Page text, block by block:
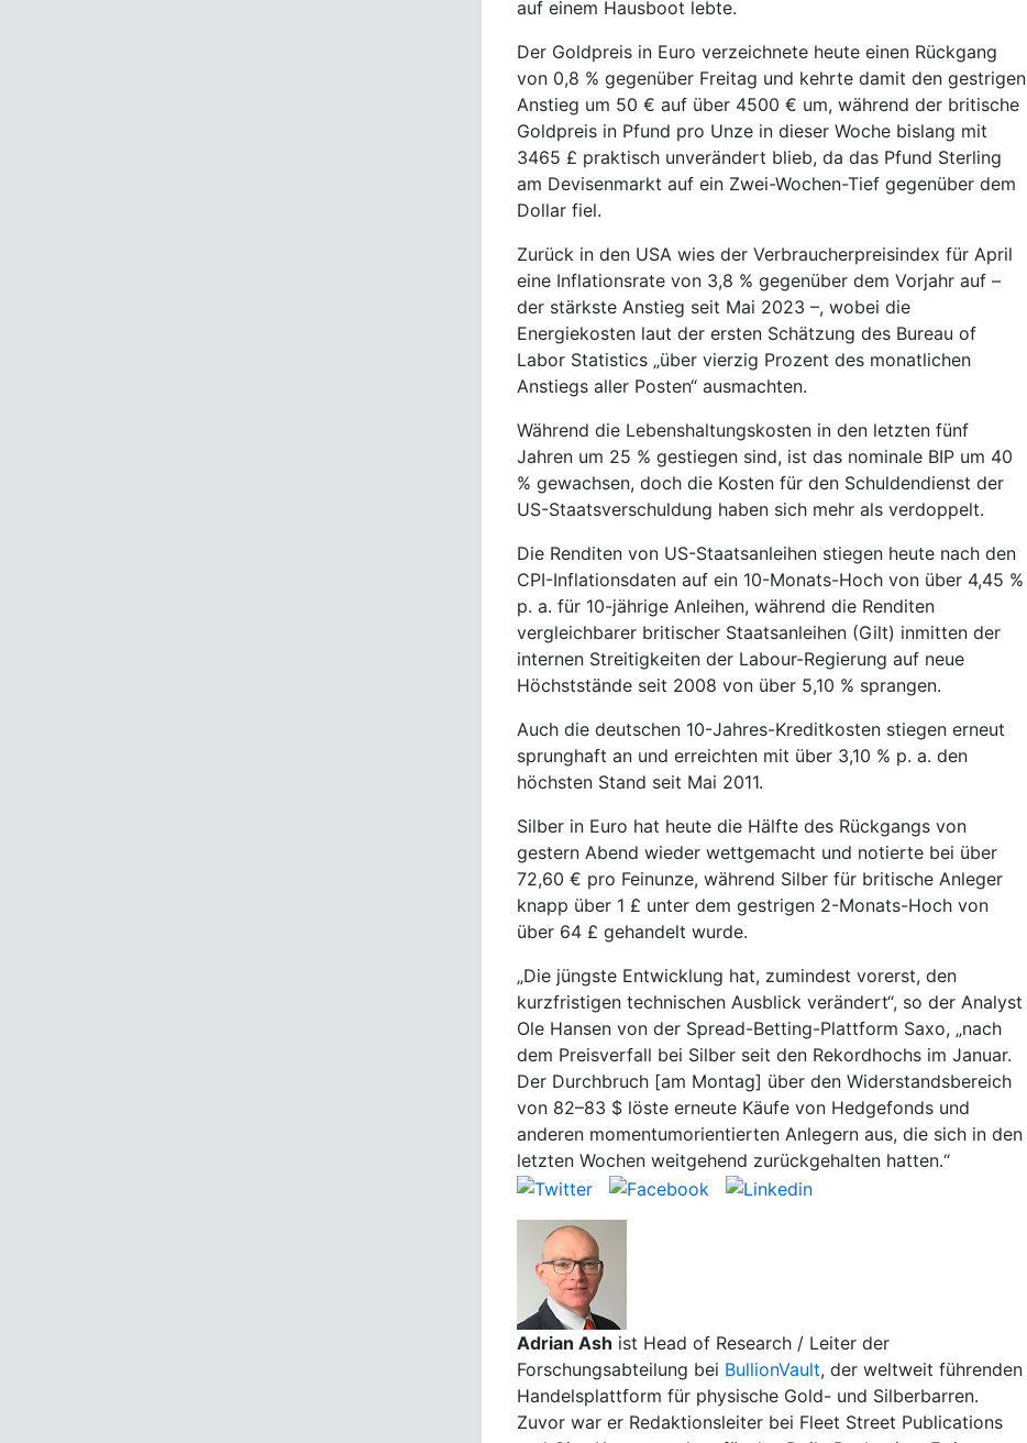
auf einem Hausboot lebte.
Der Goldpreis in Euro verzeichnete heute einen Rückgang
von 0,8 % gegenüber Freitag und kehrte damit den gestrigen
Anstieg um 50 € auf über 4500 € um, während der britische
Goldpreis in Pfund pro Unze in dieser Woche bislang mit
3465 £ praktisch unverändert blieb, da das Pfund Sterling
am Devisenmarkt auf ein Zwei-Wochen-Tief gegenüber dem
Dollar fiel.
Zurück in den USA wies der Verbraucherpreisindex für April
eine Inflationsrate von 3,8 % gegenüber dem Vorjahr auf –
der stärkste Anstieg seit Mai 2023 –, wobei die
Energiekosten laut der ersten Schätzung des Bureau of
Labor Statistics „über vierzig Prozent des monatlichen
Anstiegs aller Posten“ ausmachten.
Während die Lebenshaltungskosten in den letzten fünf
Jahren um 25 % gestiegen sind, ist das nominale BIP um 40
% gewachsen, doch die Kosten für den Schuldendienst der
US-Staatsverschuldung haben sich mehr als verdoppelt.
Die Renditen von US-Staatsanleihen stiegen heute nach den
CPI-Inflationsdaten auf ein 10-Monats-Hoch von über 4,45 %
p. a. für 10-jährige Anleihen, während die Renditen
vergleichbarer britischer Staatsanleihen (Gilt) inmitten der
internen Streitigkeiten der Labour-Regierung auf neue
Höchststände seit 2008 von über 5,10 % sprangen.
Auch die deutschen 10-Jahres-Kreditkosten stiegen erneut
sprunghaft an und erreichten mit über 3,10 % p. a. den
höchsten Stand seit Mai 2011.
Silber in Euro hat heute die Hälfte des Rückgangs von
gestern Abend wieder wettgemacht und notierte bei über
72,60 € pro Feinunze, während Silber für britische Anleger
knapp über 1 £ unter dem gestrigen 2-Monats-Hoch von
über 64 £ gehandelt wurde.
„Die jüngste Entwicklung hat, zumindest vorerst, den
kurzfristigen technischen Ausblick verändert“, so der Analyst
Ole Hansen von der Spread-Betting-Plattform Saxo, „nach
dem Preisverfall bei Silber seit den Rekordhochs im Januar.
Der Durchbruch [am Montag] über den Widerstandsbereich
von 82–83 $ löste erneute Käufe von Hedgefonds und
anderen momentumorientierten Anlegern aus, die sich in den
letzten Wochen weitgehend zurückgehalten hatten.“
Adrian Ash ist Head of Research / Leiter der
Forschungsabteilung bei BullionVault, der weltweit führenden
Handelsplattform für physische Gold- und Silberbarren.
Zuvor war er Redaktionsleiter bei Fleet Street Publications